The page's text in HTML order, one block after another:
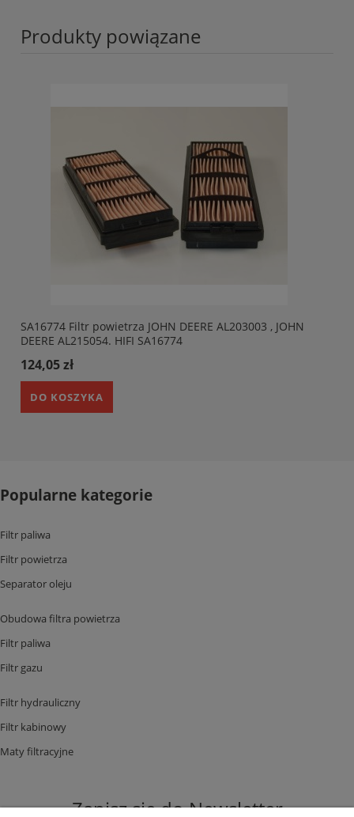
Produkty powiązane
SA16774 Filtr powietrza JOHN DEERE AL203003 , JOHN
DEERE AL215054. HIFI SA16774
124,05 zł
DO KOSZYKA
Popularne kategorie
Filtr paliwa
Filtr powietrza
Separator oleju
Obudowa filtra powietrza
Filtr paliwa
Filtr gazu
Filtr hydrauliczny
Filtr kabinowy
Maty filtracyjne
Zapisz się do Newsletter